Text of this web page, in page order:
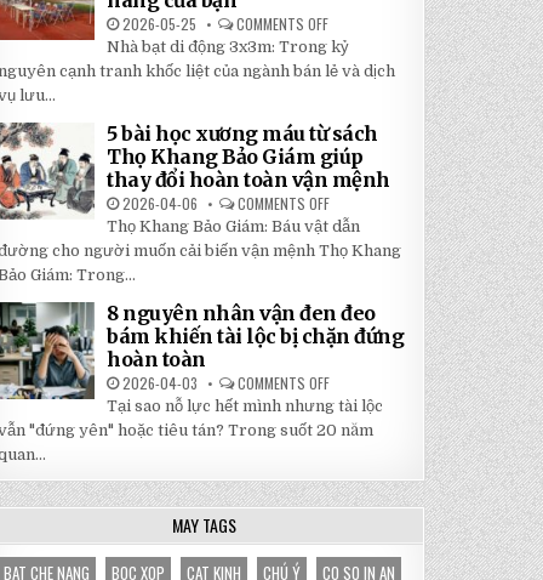
TẬN
GỐC
TẠI
2026-05-25 COMMENTS OFF
5
LÝ
DO
NHÀ
ĐỘNG
3X3M
LÀ
LỰA
CHỌN
HOÀN
HẢO
CHO
GIAN
HÀNG
Nhà bạt di động 3x3m: Trong kỷ
cạnh tranh khốc liệt của ngành bán lẻ và dịch
lưu...
5 bài học xương máu từ sách
Thọ Khang Bảo Giám giúp
thay đổi hoàn toàn vận mệnh
2026-04-06 COMMENTS OFF
5
BÀI
HỌC
XƯƠNG
SÁCH
THỌ
KHANG
BẢO
ĐỔI
HOÀN
TOÀN
Thọ Khang Bảo Giám: Báu vật dẫn
cho người muốn cải biến vận mệnh Thọ Khang
Giám: Trong...
8 nguyên nhân vận đen đeo
bám khiến tài lộc bị chặn đứng
hoàn toàn
2026-04-03 COMMENTS OFF
NGUYÊN
NHÂN
VẬN
BÁM
KHIẾN
TÀI
BỊ
CHẶN
ĐỨNG
Tại sao nỗ lực hết mình nhưng tài lộc
"đứng yên" hoặc tiêu tán? Trong suốt 20 năm
MAY TAGS
BAT CHE NANG BOC XOP CAT KINH CHÚ Ý
CO SO IN AN